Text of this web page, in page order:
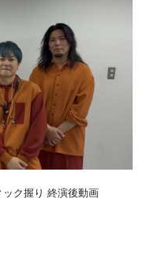
ク握り 終演後動画